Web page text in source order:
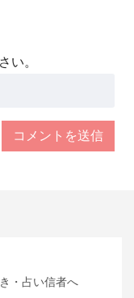
い。
・占い信者へ